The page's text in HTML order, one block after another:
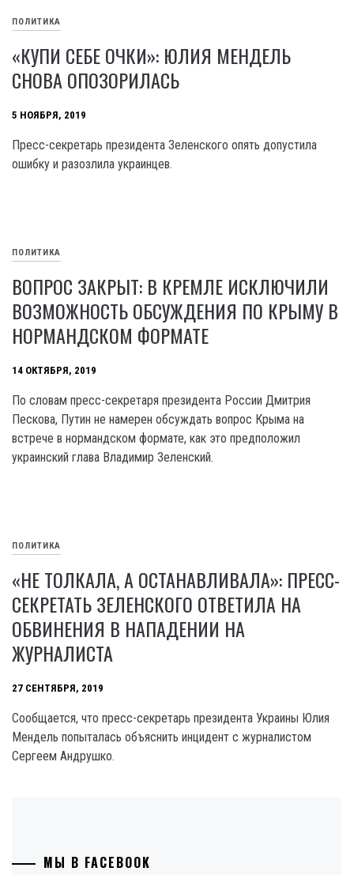
ПОЛИТИКА
«КУПИ СЕБЕ ОЧКИ»: ЮЛИЯ МЕНДЕЛЬ
СНОВА ОПОЗОРИЛАСЬ
5 НОЯБРЯ, 2019
Пресс-секретарь президента Зеленского опять допустила
ошибку и разозлила украинцев.
ПОЛИТИКА
ВОПРОС ЗАКРЫТ: В КРЕМЛЕ ИСКЛЮЧИЛИ
ВОЗМОЖНОСТЬ ОБСУЖДЕНИЯ ПО КРЫМУ В
НОРМАНДСКОМ ФОРМАТЕ
14 ОКТЯБРЯ, 2019
По словам пресс-секретаря президента России Дмитрия
Пескова, Путин не намерен обсуждать вопрос Крыма на
встрече в нормандском формате, как это предположил
украинский глава Владимир Зеленский.
ПОЛИТИКА
«НЕ ТОЛКАЛА, А ОСТАНАВЛИВАЛА»: ПРЕСС-
СЕКРЕТАТЬ ЗЕЛЕНСКОГО ОТВЕТИЛА НА
ОБВИНЕНИЯ В НАПАДЕНИИ НА
ЖУРНАЛИСТА
27 СЕНТЯБРЯ, 2019
Сообщается, что пресс-секретарь президента Украины Юлия
Мендель попыталась объяснить инцидент с журналистом
Сергеем Андрушко.
МЫ В FACEBOOK